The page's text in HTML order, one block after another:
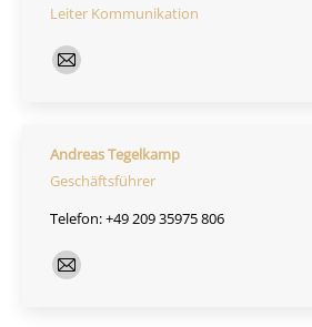
Leiter Kommunikation
E-
Andreas Tegelkamp
Geschäftsführer
Telefon: +49 209 35975 806
E-